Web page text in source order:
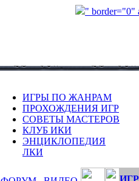
" border="0"
ИГРЫ ПО ЖАНРАМ
ПРОХОЖДЕНИЯ ИГР
СОВЕТЫ МАСТЕРОВ
КЛУБ ИКИ
ЭНЦИКЛОПЕДИЯ
ЛКИ